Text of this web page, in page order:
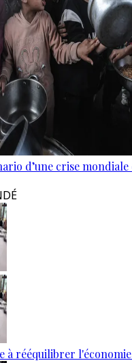
d’une crise mondiale
à rééquilibrer